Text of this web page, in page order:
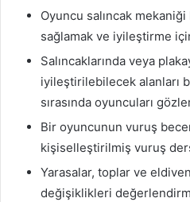
Oyuncu salıncak
sağlamak ve iyileştirme
Salıncaklarında veya
iyileştirilebilecek alanları
sırasında oyuncuları
Bir oyuncunun vuruş
kişiselleştirilmiş vuruş
Yarasalar, toplar ve
değişiklikleri